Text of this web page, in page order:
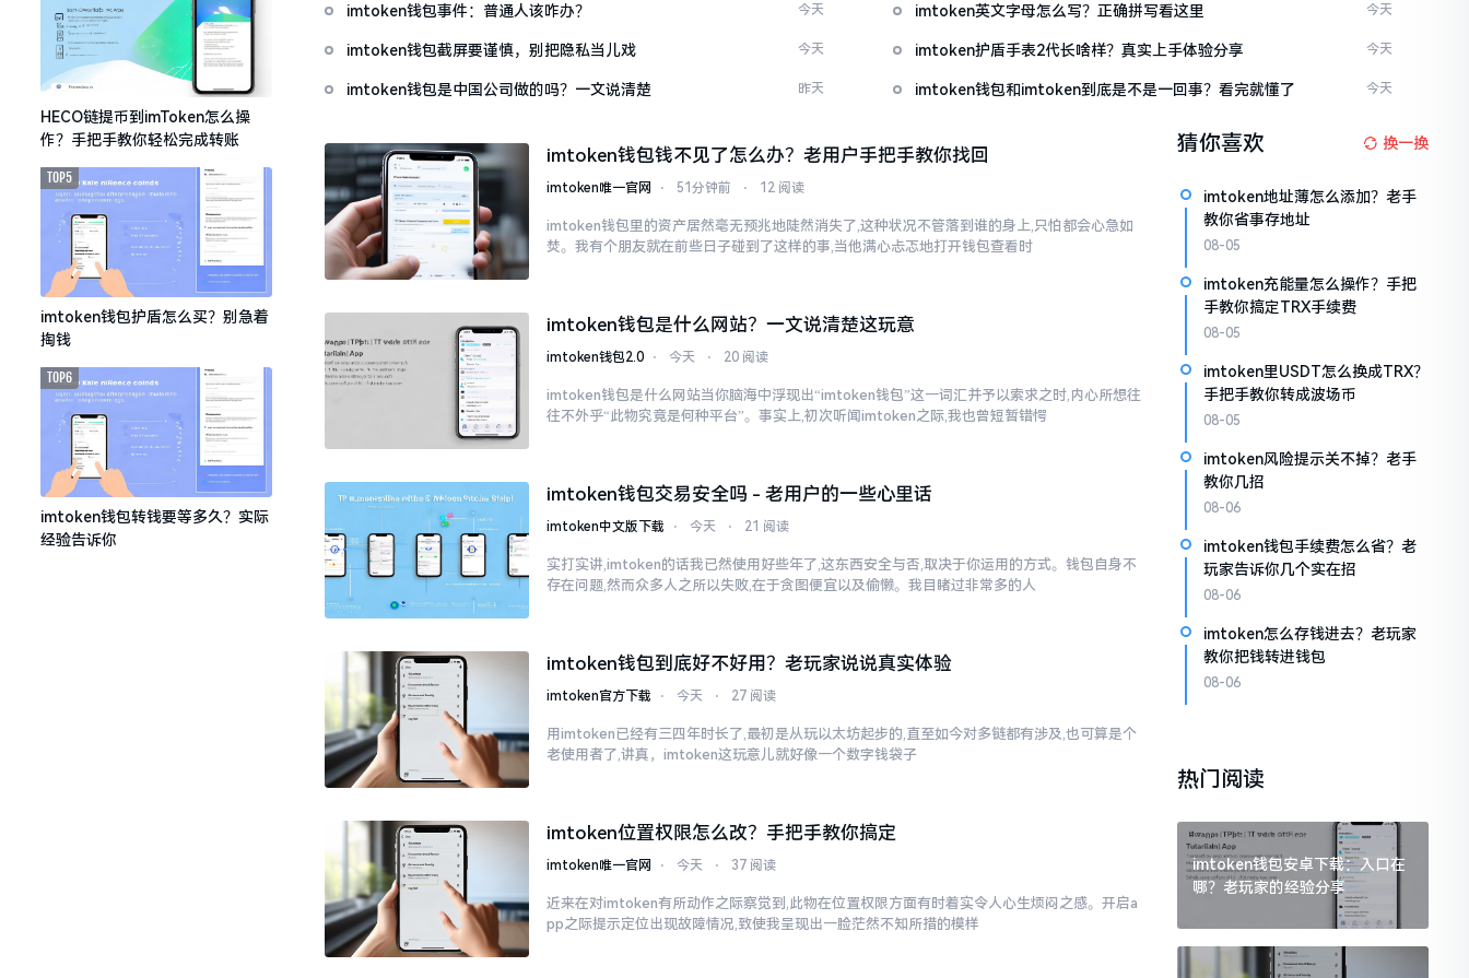
HECO链提币到imToken怎么操
作？手把手教你轻松完成转账
imtoken钱包护盾怎么买？别急着
掏钱
TOP5
imtoken钱包转钱要等多久？实际
经验告诉你
TOP6
imtoken钱包事件：普通人该咋办？ 今天
imtoken钱包截屏要谨慎，别把隐私当儿戏 今天
imtoken钱包是中国公司做的吗？一文说清楚 昨天
imtoken英文字母怎么写？正确拼写看这里 今天
imtoken护盾手表2代长啥样？真实上手体验分享 今天
imtoken钱包和imtoken到底是不是一回事？看完就懂了 今天
imtoken钱包钱不见了怎么办？老用户手把手教你找回
imtoken唯一官网 ⋅ 51分钟前 ⋅ 12 阅读
imtoken钱包里的资产居然毫无预兆地陡然消失了,这种状况不管落到谁的身上,只怕都会心急如
焚。我有个朋友就在前些日子碰到了这样的事,当他满心忐忑地打开钱包查看时
imtoken钱包是什么网站？一文说清楚这玩意
imtoken钱包2.0 ⋅ 今天 ⋅ 20 阅读
imtoken钱包是什么网站当你脑海中浮现出“imtoken钱包”这一词汇并予以索求之时,内心所想往
往不外乎“此物究竟是何种平台”。事实上,初次听闻imtoken之际,我也曾短暂错愕
imtoken钱包交易安全吗 - 老用户的一些心里话
imtoken中文版下载 ⋅ 今天 ⋅ 21 阅读
实打实讲,imtoken的话我已然使用好些年了,这东西安全与否,取决于你运用的方式。钱包自身不
存在问题,然而众多人之所以失败,在于贪图便宜以及偷懒。我目睹过非常多的人
imtoken钱包到底好不好用？老玩家说说真实体验
imtoken官方下载 ⋅ 今天 ⋅ 27 阅读
用imtoken已经有三四年时长了,最初是从玩以太坊起步的,直至如今对多链都有涉及,也可算是个
老使用者了,讲真，imtoken这玩意儿就好像一个数字钱袋子
imtoken位置权限怎么改？手把手教你搞定
imtoken唯一官网 ⋅ 今天 ⋅ 37 阅读
近来在对imtoken有所动作之际察觉到,此物在位置权限方面有时着实令人心生烦闷之感。开启a
pp之际提示定位出现故障情况,致使我呈现出一脸茫然不知所措的模样
猜你喜欢 换一换
imtoken地址薄怎么添加？老手
教你省事存地址
08-05
imtoken充能量怎么操作？手把
手教你搞定TRX手续费
08-05
imtoken里USDT怎么换成TRX？
手把手教你转成波场币
08-05
imtoken风险提示关不掉？老手
教你几招
08-06
imtoken钱包手续费怎么省？老
玩家告诉你几个实在招
08-06
imtoken怎么存钱进去？老玩家
教你把钱转进钱包
08-06
热门阅读
imtoken钱包安卓下载：入口在
哪？老玩家的经验分享